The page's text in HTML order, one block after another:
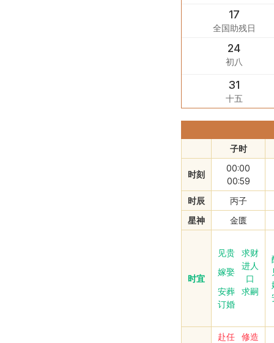
17
全国助残日
24
初八
31
十五
子时
时刻
00:00
00:59
时辰
丙子
星神
金匮
时宜
见贵
求财
嫁娶
进人
口
安葬
求嗣
订婚
赴任
修造